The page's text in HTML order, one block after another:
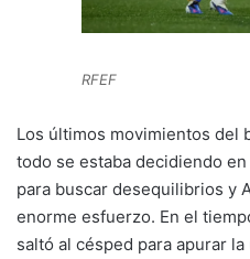
RFEF
Los últimos movimientos del
todo se estaba decidiendo
para buscar desequilibrios y
enorme esfuerzo. En el
saltó al césped para apurar